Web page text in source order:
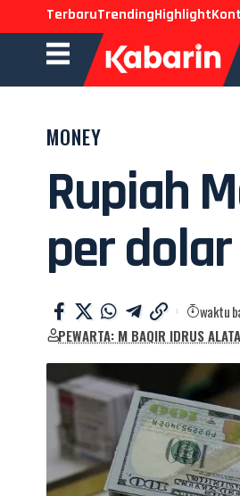
TerbaruTrendingHighlight
MONEY
Rupiah
per
PEWARTA: M BAQIR IDRUS
waktu